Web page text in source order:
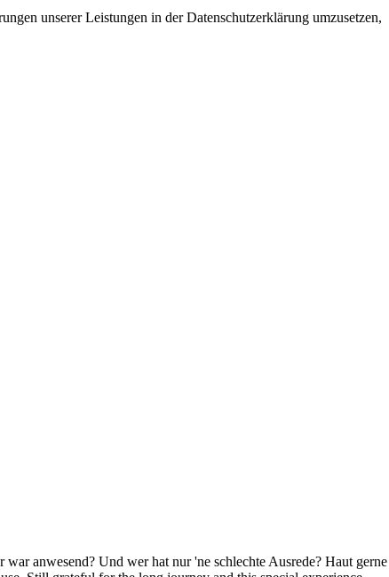
unserer Leistungen in der Datenschutzerklärung umzusetzen,
war anwesend? Und wer hat nur 'ne schlechte Ausrede? Haut gerne